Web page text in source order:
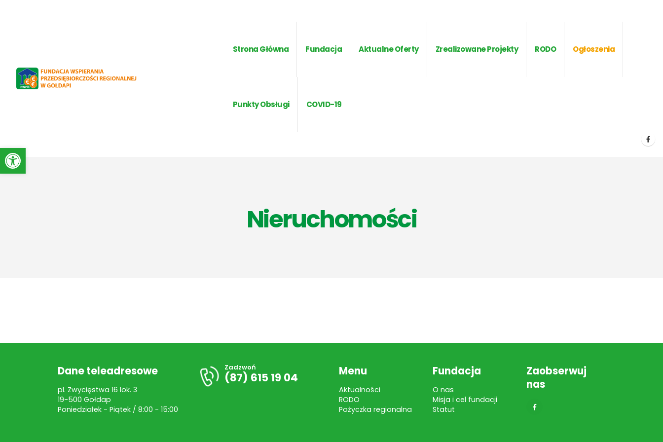
Strona Główna Fundacja Aktualne Oferty Zrealizowane Projekty RODO Ogłoszenia
Punkty Obsługi COVID-19
Nieruchomości
Dane teleadresowe
pl. Zwycięstwa 16 lok. 3
19-500 Gołdap
Poniedziałek - Piątek / 8:00 - 15:00
Zadzwoń
(87) 615 19 04 Menu
Aktualności
RODO
Pożyczka regionalna
Fundacja
O nas
Misja i cel fundacji
Statut
Zaobserwuj
nas
Otwórz pasek narzędzi